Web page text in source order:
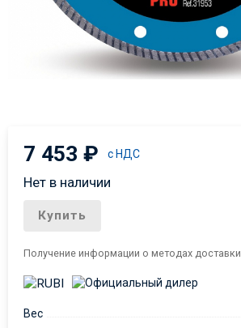
7 453₽ с НДС
Нет в наличии
Купить
Получение информации о методах доставки
Вес